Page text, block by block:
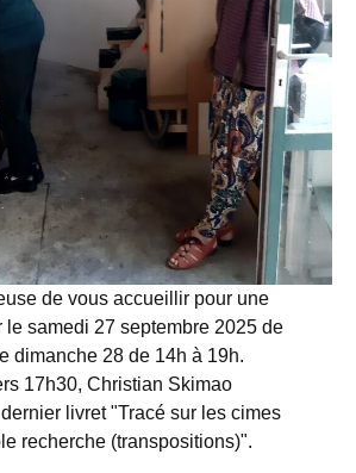
de vous accueillir pour une
le samedi 27 septembre 2025 de
dimanche 28 de 14h à 19h.
17h30, Christian Skimao
livret "Tracé sur les cimes
recherche (transpositions)".